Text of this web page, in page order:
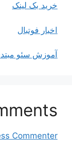
خرید بک لینک
اخبار فوتبال
آموزش سئو
Commenter